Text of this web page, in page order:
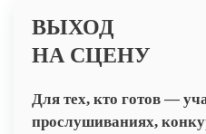
ВЫХОД
НА СЦЕНУ
Для тех, кто готов —
прослушиваниях,